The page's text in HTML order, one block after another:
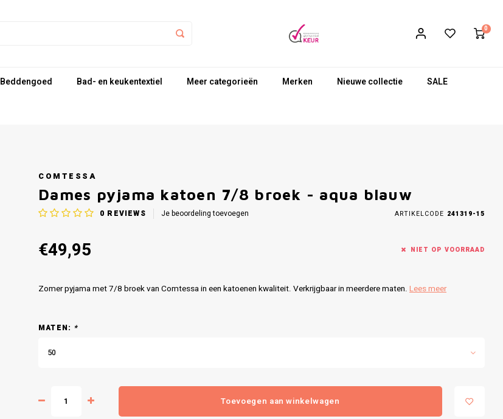
0
Beddengoed Bad- en keukentextiel Meer categorieën Merken Nieuwe collectie SALE
COMTESSA
Dames pyjama katoen 7/8 broek - aqua blauw
0 REVIEWS Je beoordeling toevoegen ARTIKELCODE 241319-15
€49,95 NIET OP VOORRAAD
Zomer pyjama met 7/8 broek van Comtessa in een katoenen kwaliteit. Verkrijgbaar in meerdere maten. Lees meer
MATEN: *
50
Toevoegen aan winkelwagen